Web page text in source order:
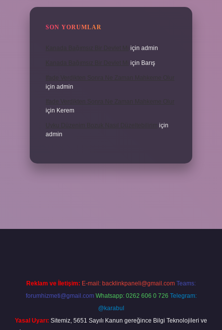
SON YORUMLAR
için admin
için Barış
için admin
için Kerem
için
admin
Reklam ve İletişim: E-mail: backlinkpaneli@gmail.com Teams:
forumhizmeti@gmail.com Whatsapp: 0262 606 0 726 Telegram:
@karabul
Yasal Uyarı: Sitemiz, 5651 Sayılı Kanun gereğince Bilgi Teknolojileri ve